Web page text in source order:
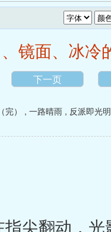
镜面、冰冷
下一页
） , 一路晴雨 , 反派即光明
尖翻动，光